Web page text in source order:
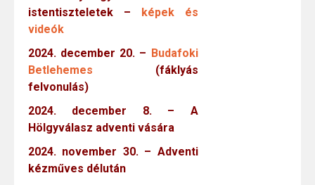
istentiszteletek – képek és
videók
2024. december 20. – Budafoki
Betlehemes (fáklyás
felvonulás)
2024. december 8. – A
Hölgyválasz adventi vására
2024. november 30. – Adventi
kézműves délután